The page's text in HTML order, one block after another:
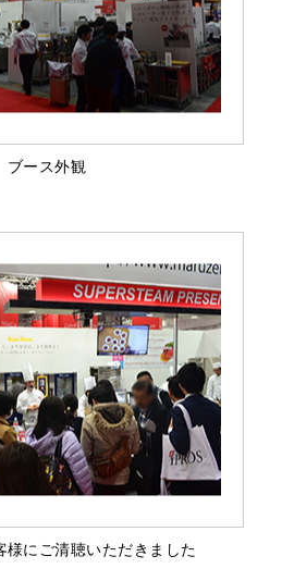
ブース外観
様にご清聴いただきました